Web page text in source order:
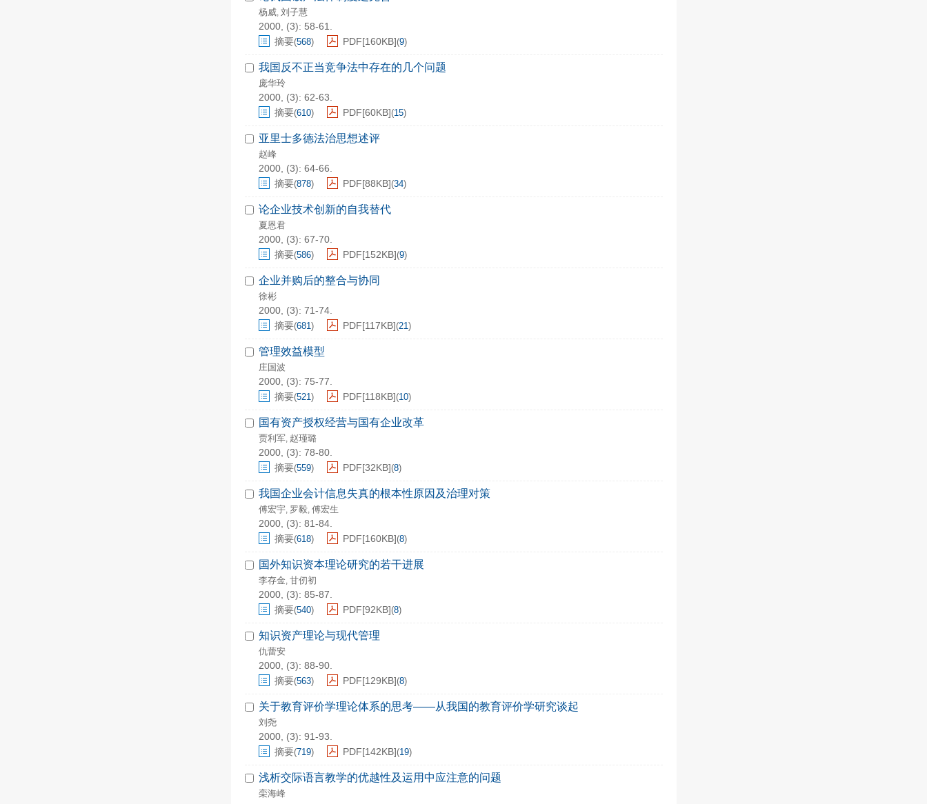
杨威, 刘子慧
2000, (3): 58-61.
摘要(568) PDF[160KB](9)
我国反不正当竞争法中存在的几个问题
庞华玲
2000, (3): 62-63.
摘要(610) PDF[60KB](15)
亚里士多德法治思想述评
赵峰
2000, (3): 64-66.
摘要(878) PDF[88KB](34)
论企业技术创新的自我替代
夏恩君
2000, (3): 67-70.
摘要(586) PDF[152KB](9)
企业并购后的整合与协同
徐彬
2000, (3): 71-74.
摘要(681) PDF[117KB](21)
管理效益模型
庄国波
2000, (3): 75-77.
摘要(521) PDF[118KB](10)
国有资产授权经营与国有企业改革
贾利军, 赵瑾璐
2000, (3): 78-80.
摘要(559) PDF[32KB](8)
我国企业会计信息失真的根本性原因及治理对策
傅宏宇, 罗毅, 傅宏生
2000, (3): 81-84.
摘要(618) PDF[160KB](8)
国外知识资本理论研究的若干进展
李存金, 甘仞初
2000, (3): 85-87.
摘要(540) PDF[92KB](8)
知识资产理论与现代管理
仇蕾安
2000, (3): 88-90.
摘要(563) PDF[129KB](8)
关于教育评价学理论体系的思考——从我国的教育评价学研究谈起
刘尧
2000, (3): 91-93.
摘要(719) PDF[142KB](19)
浅析交际语言教学的优越性及运用中应注意的问题
栾海峰